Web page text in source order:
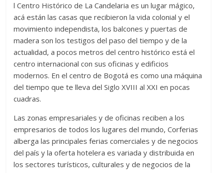
l Centro Histórico de La Candelaria es un lugar mágico,
acá están las casas que recibieron la vida colonial y el
movimiento independista, los balcones y puertas de
madera son los testigos del paso del tiempo y de la
actualidad, a pocos metros del centro histórico está el
centro internacional con sus oficinas y edificios
modernos. En el centro de Bogotá es como una máquina
del tiempo que te lleva del Siglo XVIII al XXI en pocas
cuadras.
Las zonas empresariales y de oficinas reciben a los
empresarios de todos los lugares del mundo, Corferias
alberga las principales ferias comerciales y de negocios
del país y la oferta hotelera es variada y distribuida en
los sectores turísticos, culturales y de negocios de la